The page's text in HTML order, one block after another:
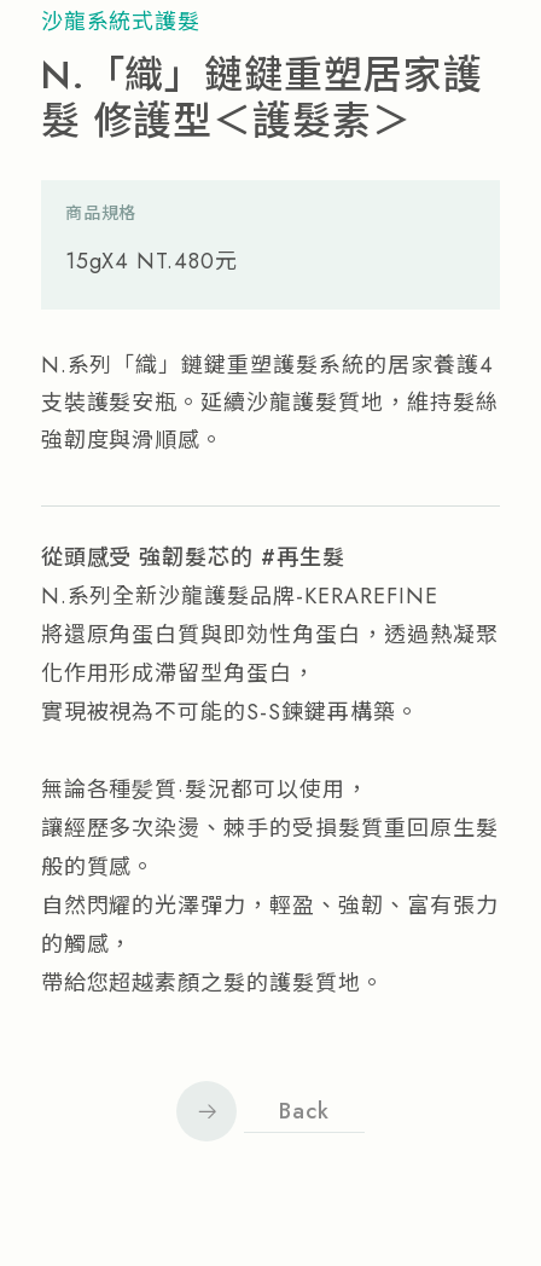
沙龍系統式護髮
N.「織」鏈鍵重塑居家護
髮 修護型＜護髮素＞
商品規格
15gX4 NT.480元
N.系列「織」鏈鍵重塑護髮系統的居家養護4
支裝護髮安瓶。延續沙龍護髮質地，維持髮絲
強韌度與滑順感。
從頭感受 強韌髮芯的 #再生髮
N.系列全新沙龍護髮品牌-KERAREFINE
將還原角蛋白質與即効性角蛋白，透過熱凝聚
化作用形成滯留型角蛋白，
實現被視為不可能的S-S鍊鍵再構築。
無論各種髪質·髮況都可以使用，
讓經歷多次染燙、棘手的受損髮質重回原生髮
般的質感。
自然閃耀的光澤彈力，輕盈、強韌、富有張力
的觸感，
帶給您超越素顏之髮的護髮質地。
Back